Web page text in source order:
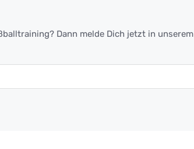
Dann melde Dich jetzt in unserem